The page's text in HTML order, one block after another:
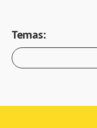
Temas: